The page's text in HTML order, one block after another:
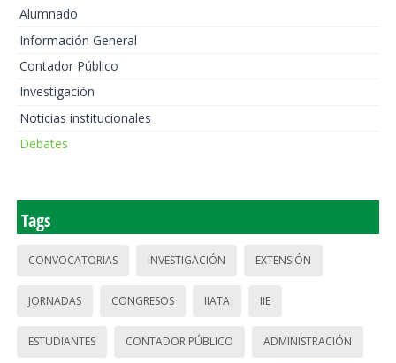
Alumnado
Información General
Contador Público
Investigación
Noticias institucionales
Debates
Tags
CONVOCATORIAS INVESTIGACIÓN EXTENSIÓN
JORNADAS CONGRESOS IIATA IIE
ESTUDIANTES CONTADOR PÚBLICO ADMINISTRACIÓN